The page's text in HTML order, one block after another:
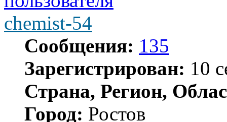
chemist-54
Сообщения: 135
Зарегистрирован: 10
Страна, Регион,
Город: Ростов